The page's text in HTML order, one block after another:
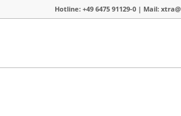
Hotline: +49 6475 91129-0 | Mail: